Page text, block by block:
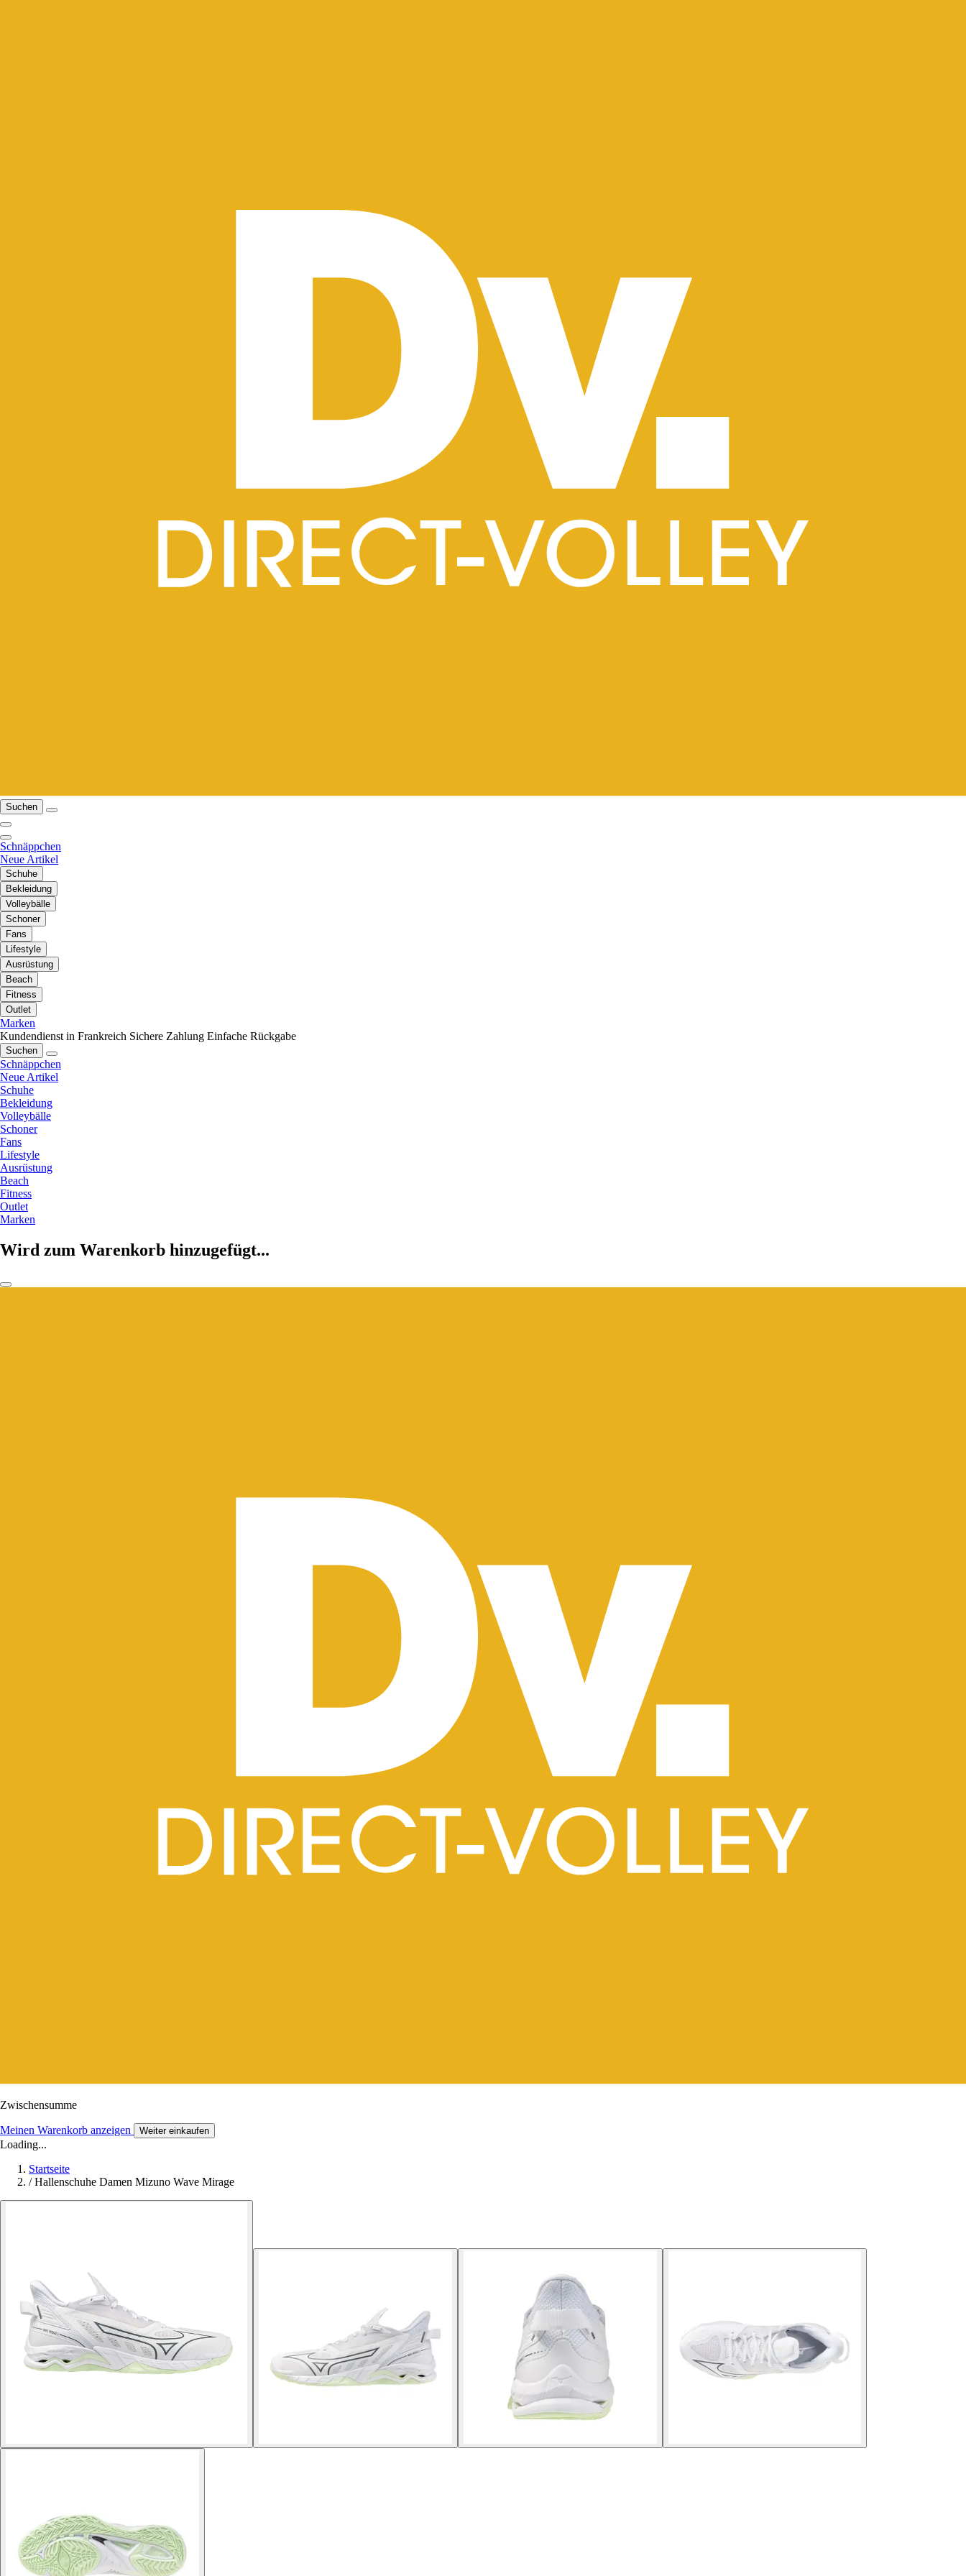
Suchen
Schnäppchen
Neue Artikel
Schuhe
Bekleidung
Volleybälle
Schoner
Fans
Lifestyle
Ausrüstung
Beach
Fitness
Outlet
Marken
Kundendienst in Frankreich Sichere Zahlung Einfache Rückgabe
Suchen
Schnäppchen
Neue Artikel
Schuhe
Bekleidung
Volleybälle
Schoner
Fans
Lifestyle
Ausrüstung
Beach
Fitness
Outlet
Marken
Wird zum Warenkorb hinzugefügt...
Zwischensumme
Meinen Warenkorb anzeigen Weiter einkaufen
Loading...
Startseite
/ Hallenschuhe Damen Mizuno Wave Mirage